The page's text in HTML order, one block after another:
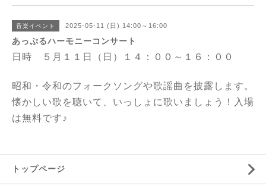
音楽イベント 2025-05-11 (日) 14:00～16:00
あっぷるハーモニーコンサート
日時 ５月１１日（日）１４：００～１６：００
昭和・令和のフォークソングや歌謡曲を披露します。
懐かしい歌を聴いて、いっしょに歌いましょう！入場
は無料です♪
トップページ